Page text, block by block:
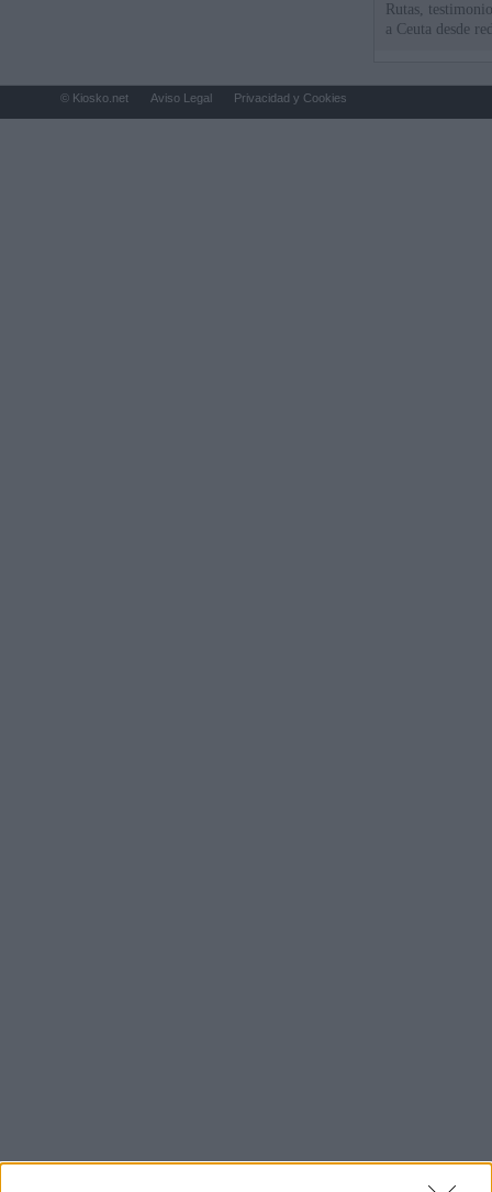
Rutas,
a Ceuta desde
© Kiosko.net Aviso Legal Privacidad y Cookies